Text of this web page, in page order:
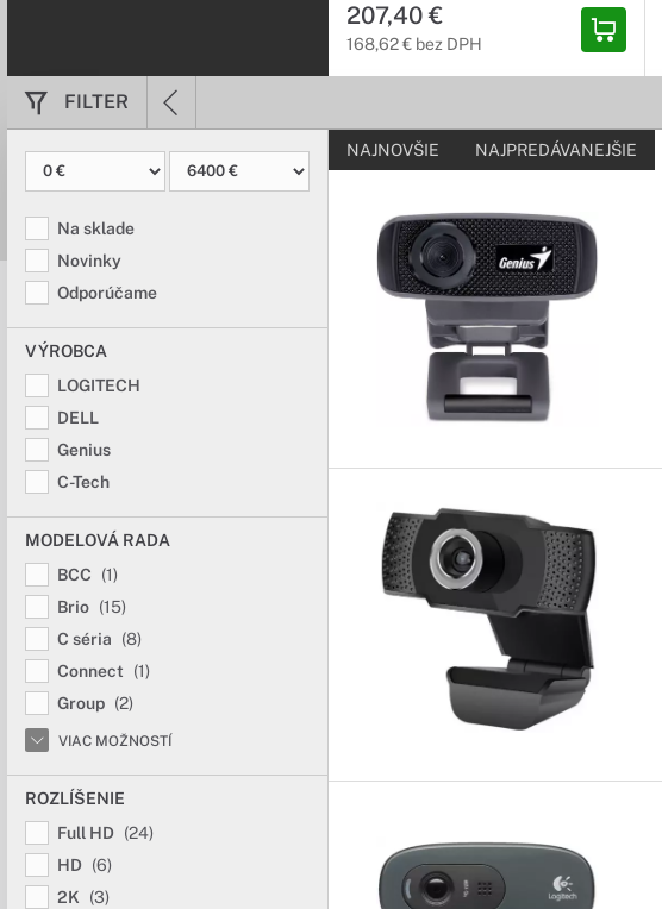
207,40 €
168,62 € bez DPH
FILTER
Na sklade
Novinky
Odporúčame
VÝROBCA
LOGITECH
DELL
Genius
C-Tech
MODELOVÁ RADA
BCC
(1)
Brio (15)
C séria
(8)
Connect
(1)
Group (2)
VIAC MOŽNOSTÍ
ROZLÍŠENIE
Full HD (24)
HD (6)
2K
(3)
NAJNOVŠIE NAJPREDÁVANEJŠIE